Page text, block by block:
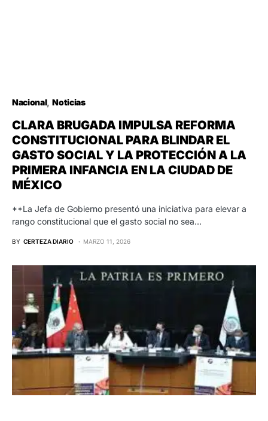
Nacional Noticias
CLARA BRUGADA IMPULSA REFORMA
CONSTITUCIONAL PARA BLINDAR EL
GASTO SOCIAL Y LA PROTECCIÓN A LA
PRIMERA INFANCIA EN LA CIUDAD DE
MÉXICO
**La Jefa de Gobierno presentó una iniciativa para elevar a
rango constitucional que el gasto social no sea…
BY CERTEZA DIARIO MARZO 11, 2026